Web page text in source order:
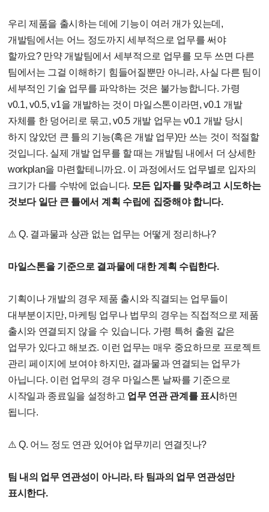
우리 제품을 출시하는 데에 기능이 여러 개가 있는데,
개발팀에서는 어느 정도까지 세부적으로 업무를 써야
할까요? 만약 개발팀에서 세부적으로 업무를 모두 쓰면 다른
팀에서는 그걸 이해하기 힘들어질뿐만 아니라, 사실 다른 팀이
세부적인 기술 업무를 파악하는 것은 불가능합니다. 가령
v0.1, v0.5, v1을 개발하는 것이 마일스톤이라면, v0.1 개발
자체를 한 덩어리로 묶고, v0.5 개발 업무는 v0.1 개발 당시
하지 않았던 큰 틀의 기능(혹은 개발 업무)만 쓰는 것이 적절할
것입니다. 실제 개발 업무를 할 때는 개발팀 내에서 더 상세한
workplan을 마련할테니까요. 이 과정에서도 업무별로 입자의
크기가 다를 수밖에 없습니다. 모든 입자를 맞추려고 시도하는
것보다 일단 큰 틀에서 계획 수립에 집중해야 합니다.
⚠️ Q. 결과물과 상관 없는 업무는 어떻게 정리하나?
마일스톤을 기준으로 결과물에 대한 계획 수립한다.
기획이나 개발의 경우 제품 출시와 직결되는 업무들이
대부분이지만, 마케팅 업무나 법무의 경우는 직접적으로 제품
출시와 연결되지 않을 수 있습니다. 가령 특허 출원 같은
업무가 있다고 해보죠. 이런 업무는 매우 중요하므로 프로젝트
관리 페이지에 보여야 하지만, 결과물과 연결되는 업무가
아닙니다. 이런 업무의 경우 마일스톤 날짜를 기준으로
시작일과 종료일을 설정하고 업무 연관 관계를 표시하면
됩니다.
⚠️ Q. 어느 정도 연관 있어야 업무끼리 연결짓나?
팀 내의 업무 연관성이 아니라, 타 팀과의 업무 연관성만
표시한다.